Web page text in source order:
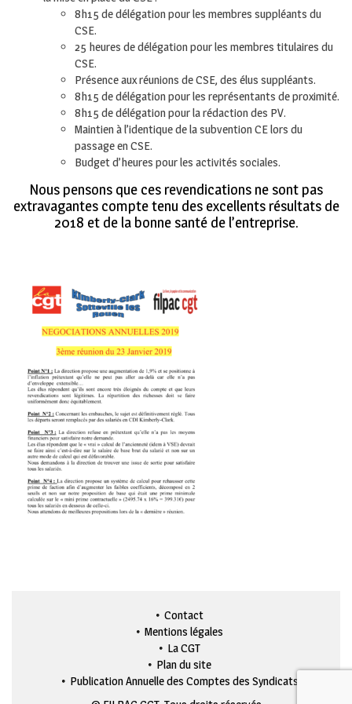
8h15 de délégation pour les membres suppléants du
CSE.
25 heures de délégation pour les membres titulaires du
CSE.
Présence aux réunions de CSE, des élus suppléants.
8h15 de délégation pour les représentants de proximité.
8h15 de délégation pour la rédaction des PV.
Maintien à l’identique de la subvention CE lors du
passage en CSE.
Budget d’heures pour les activités sociales.
Nous pensons que ces revendications ne sont pas
extravagantes compte tenu des excellents résultats de
2018 et de la bonne santé de l’entreprise.
Contact
Mentions légales
La CGT
Plan du site
Publication Annuelle des Comptes des Syndicats